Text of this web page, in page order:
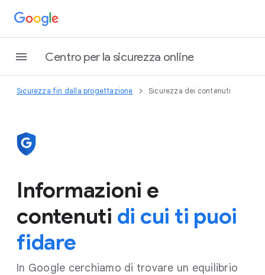
Centro per la sicurezza online
Sicurezza fin dalla progettazione Sicurezza dei contenuti
Informazioni e
contenuti di cui ti puoi
fidare
In Google cerchiamo di trovare un equilibrio